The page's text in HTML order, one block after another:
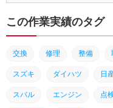
この作業実績のタグ
交換 修理 整備
スズキ ダイハツ 日
スバル エンジン 点